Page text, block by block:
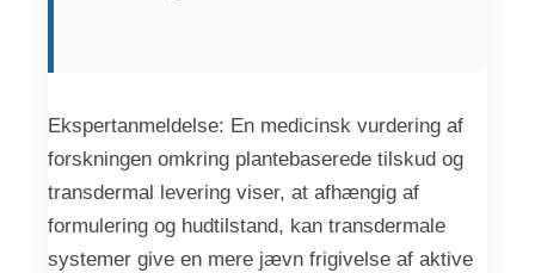
Ekspertanmeldelse: En medicinsk vurdering af
forskningen omkring plantebaserede tilskud og
transdermal levering viser, at afhængig af
formulering og hudtilstand, kan transdermale
systemer give en mere jævn frigivelse af aktive